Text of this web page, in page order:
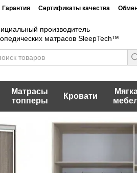
Гарантия Сертификаты качества
производитель
матрасов SleepTech™
Матрасы
топперы
Кровати